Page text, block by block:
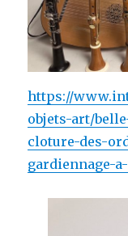
https://
objets-art/
cloture-des-
gardiennage-